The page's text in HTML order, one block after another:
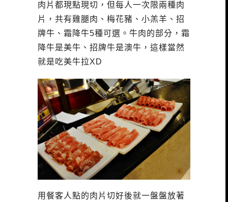
肉片都現點現切，但每人一次限兩種肉
片，共有雞腿肉、梅花豬、小羔羊、招
牌牛、霜降牛5種可選。牛肉的部分，霜
降牛是美牛、招牌牛是澳牛，這樣當然
就是吃美牛拉XD
用餐客人點的肉片切好後就一盤盤放著